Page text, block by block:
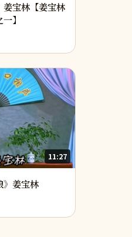
姜宝林【姜宝林
】
11:27
》姜宝林